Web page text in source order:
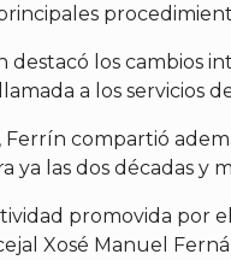
destacó los cambios
a los servicios
Ferrín compartió
ya las dos décadas y
promovida por
Xosé Manuel